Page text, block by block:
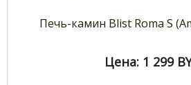
Печь-камин Blist Roma S
Цена: 1 299